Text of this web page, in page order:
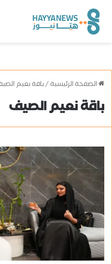
الصفحة الرئيسية/باقة نعيم
باقة نعيم الصيف